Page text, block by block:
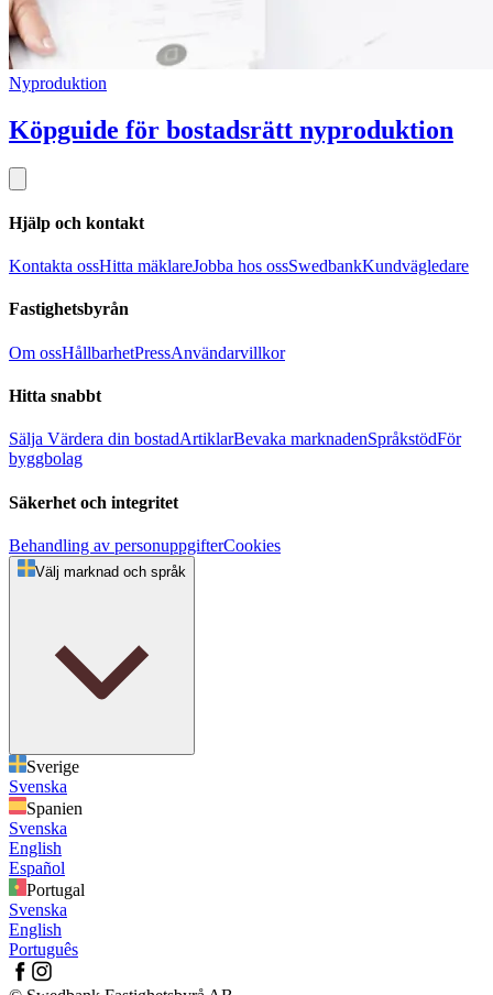
Nyproduktion
Köpguide för bostadsrätt nyproduktion
Hjälp och kontakt
Kontakta ossHitta mäklareJobba hos ossSwedbankKundvägledare
Fastighetsbyrån
Om ossHållbarhetPressAnvändarvillkor
Hitta snabbt
Sälja Värdera din bostadArtiklarBevaka marknadenSpråkstödFör
byggbolag
Säkerhet och integritet
Behandling av personuppgifterCookies
Välj marknad och språk
Sverige
Svenska
Spanien
Svenska
English
Español
Portugal
Svenska
English
Português